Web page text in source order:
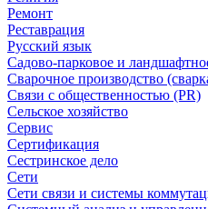
Ремонт
Реставрация
Русский язык
Садово-парковое и
Сварочное производство
Связи с общественностью (PR)
Сельское хозяйство
Сервис
Сертификация
Сестринское дело
Сети
Сети связи и системы